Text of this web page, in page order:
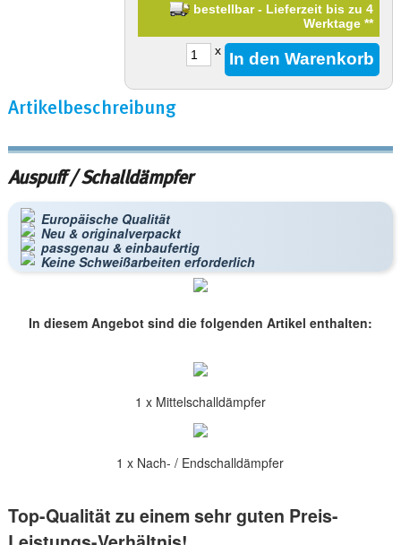
bestellbar - Lieferzeit bis zu 4
Werktage**
x
Artikelbeschreibung
Auspuff / Schalldämpfer
Europäische Qualität
Neu & originalverpackt
passgenau & einbaufertig
Keine Schweißarbeiten erforderlich
In diesem Angebot sind die folgenden Artikel enthalten:
1 x Mittelschalldämpfer
1 x Nach- / Endschalldämpfer
Top-Qualität zu einem sehr guten Preis-